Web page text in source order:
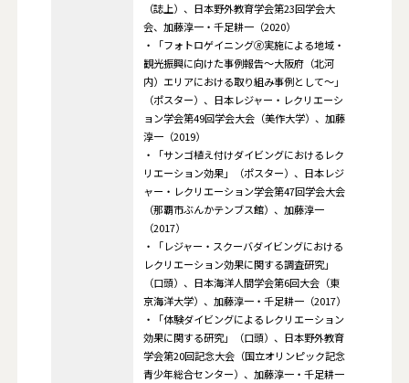
（誌上）、日本野外教育学会第23回学会大
会、加藤淳一・千足耕一（2020）
・「フォトロゲイニング🄬実施による地域・
観光振興に向けた事例報告～大阪府（北河
内）エリアにおける取り組み事例として～」
（ポスター）、日本レジャー・レクリエーシ
ョン学会第49回学会大会（美作大学）、加藤
淳一（2019）
・「サンゴ植え付けダイビングにおけるレク
リエーション効果」（ポスター）、日本レジ
ャー・レクリエーション学会第47回学会大会
（那覇市ぶんかテンブス館）、加藤淳一
（2017）
・「レジャー・スクーバダイビングにおける
レクリエーション効果に関する調査研究」
（口頭）、日本海洋人間学会第6回大会（東
京海洋大学）、加藤淳一・千足耕一（2017）
・「体験ダイビングによるレクリエーション
効果に関する研究」（口頭）、日本野外教育
学会第20回記念大会（国立オリンピック記念
青少年総合センター）、加藤淳一・千足耕一